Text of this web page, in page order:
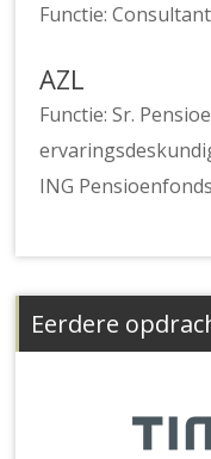
Functie:
AZL
Functie: Sr.
ING Pensioenfonds
Eerdere